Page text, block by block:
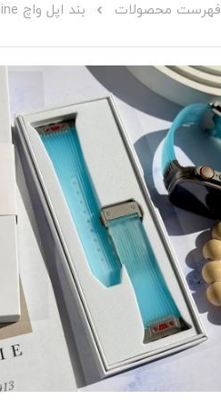
فهرست محصولات بند اپل واچ I001011Redefine